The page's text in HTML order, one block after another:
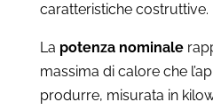
caratteristiche costruttive.
La potenza nominale
massima di calore che
produrre, misurata in